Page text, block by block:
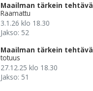
Maailman tärkein tehtävä
Raamattu
3.1.26 klo 18.30
Jakso: 52
Maailman tärkein tehtävä
totuus
27.12.25 klo 18.30
Jakso: 51